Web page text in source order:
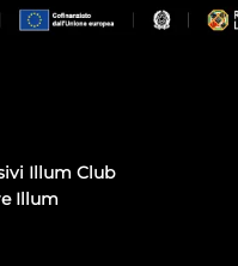
Illum Club
Illum